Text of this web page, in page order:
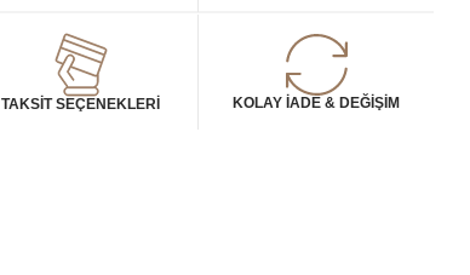
TAKSIT SEÇENEKLERI KOLAY İADE & DEĞIŞIM